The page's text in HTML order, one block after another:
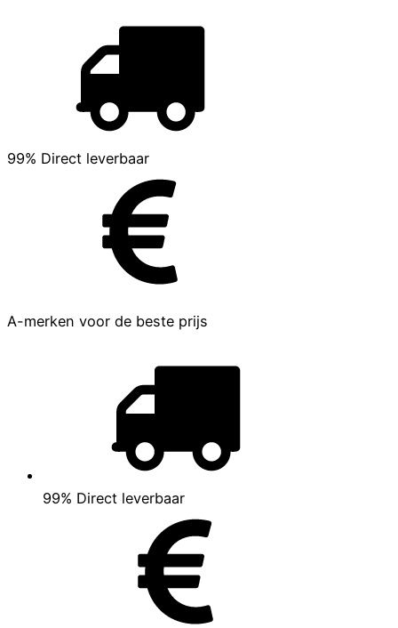
99% Direct leverbaar
A-merken voor de beste prijs
99% Direct leverbaar